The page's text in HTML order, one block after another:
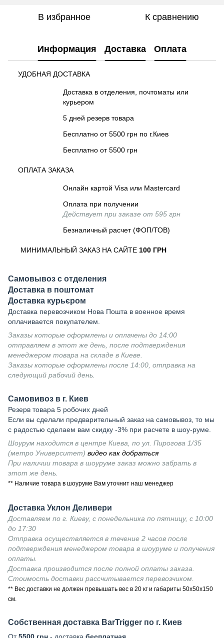
В избранное К сравнению
Информация Доставка Оплата
УДОБНАЯ ДОСТАВКА
Доставка в отделения, почтоматы или
курьером
5 дней резерв товара
Бесплатно от 5500 грн по г.Киев
Бесплатно от 5500 грн
ОПЛАТА ЗАКАЗА
Онлайн картой Visa или Mastercard
Оплата при получении
Действует при заказе от 595 грн
Безналичный расчет (ФОП/ТОВ)
МИНИМАЛЬНЫЙ ЗАКАЗ НА САЙТЕ 100 ГРН
Самовывоз с отделения
Доставка в поштомат
Доставка курьєром
Доставка перевозчиком Нова Пошта в военное время
оплачивается покупателем.
Заказы которые оформлены и оплачены до 14:00
отправляем в этот же день, после подтверждения
менеджером товара на складе в Киеве.
Заказы которые оформлены после 14:00, отправка на
следующий рабочий день.
Самовивоз в г. Киев
Резерв товара 5 робочих дней
Если вы сделали предварительный заказ на самовывоз, то мы
с радостью сделаем вам скидку -3% при расчете в шоу-руме.
Шоурум находится в центре Киева, по ул. Пирогова 1/35
(метро Университет) видео как добраться
При наличии товара в шоуруме заказ можно забрать в
этот же день.
** Наличие товара в шоуруме Вам уточнит наш менеджер
Доставка Уклон Деливери
Доставляем по г. Киеву, с понедельника по пятницу, с 10:00
до 17:30
Отправка осуществляется в течение 2 часов после
подтверждения менеджером товара в шоуруме и получения
оплаты.
Доставка производится после полной оплаты заказа.
Стоимость доставки рассчитывается перевозчиком.
** Вес доставки не должен превышать вес в 20 кг и габариты 50х50х150
см.
Собственная доставка BarTrigger по г. Киев